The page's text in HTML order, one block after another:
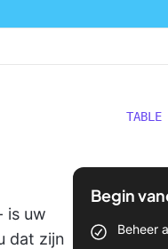
is uw
dat zijn
TABLE
Begin
Beheer